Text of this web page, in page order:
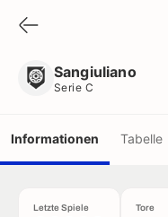
Sangiuliano
Serie C
Informationen Tabelle
Letzte Spiele Tore